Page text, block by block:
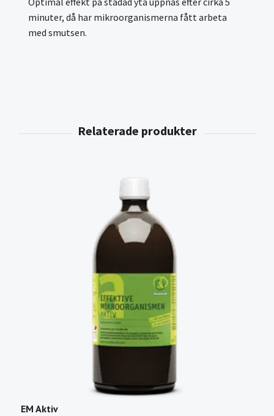
minuter, då har mikroorganismerna fått arbeta
med smutsen.
EM Aktiv